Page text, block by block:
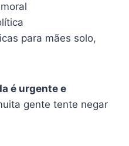
para mães solo,
é urgente e
gente tente negar